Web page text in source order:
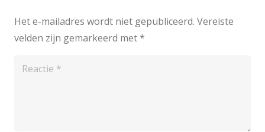
Het e-mailadres wordt niet gepubliceerd. Vereiste
velden zijn gemarkeerd met*